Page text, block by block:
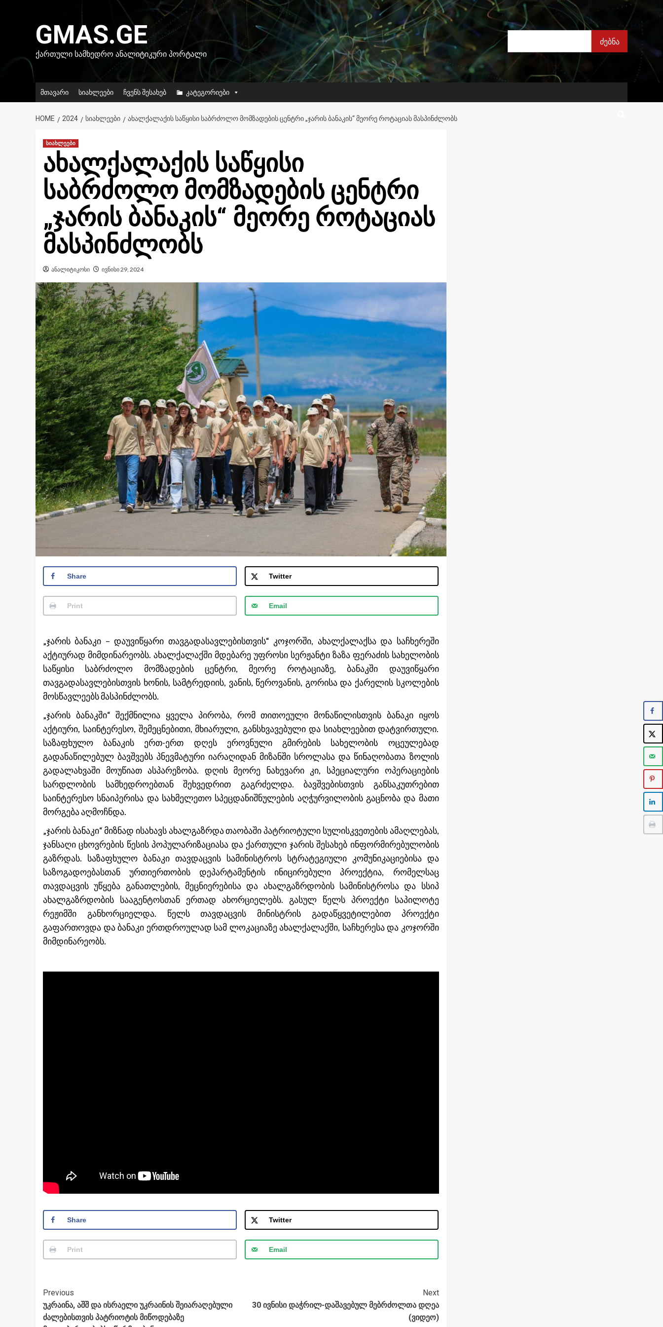
GMAS.GE
ᲥᲐᲠᲗᲣᲚᲘ ᲡᲐᲛᲮᲔᲓᲠᲝ ᲐᲜᲐᲚᲘᲢᲘᲙᲣᲠᲘ ᲞᲝᲠᲢᲐᲚᲘ
ძებნა
ძებნა
მთავარი სიახლეები ჩვენს შესახებ კატეგორიები
HOME 2024 ᲡᲘᲐᲮᲚᲔᲔᲑᲘ ᲐᲮᲐᲚᲥᲐᲚᲐᲥᲘᲡ ᲡᲐᲬᲧᲘᲡᲘ ᲡᲐᲑᲠᲫᲝᲚᲝ ᲛᲝᲛᲖᲐᲓᲔᲑᲘᲡ ᲪᲔᲜᲢᲠᲘ „ᲯᲐᲠᲘᲡ ᲑᲐᲜᲐᲙᲘᲡ“ ᲛᲔᲝᲠᲔ ᲠᲝᲢᲐᲪᲘᲐᲡ ᲛᲐᲡᲞᲘᲜᲫᲚᲝᲑᲡ
სიახლეები
ახალქალაქის საწყისი
საბრძოლო მომზადების ცენტრი
„ჯარის ბანაკის“ მეორე როტაციას
მასპინძლობს
ანალიტიკოსი ივნისი 29, 2024
Share Twitter
Print Email
„ჯარის ბანაკი – დაუვიწყარი თავგადასავლებისთვის“ კოჯორში, ახალქალაქსა და საჩხერეში
აქტიურად მიმდინარეობს. ახალქალაქში მდებარე უფროსი სერჟანტი ზაზა ფერაძის სახელობის
საწყისი საბრძოლო მომზადების ცენტრი, მეორე როტაციაზე, ბანაკში დაუვიწყარი
თავგადასავლებისთვის ხონის, სამტრედიის, ვანის, წეროვანის, გორისა და ქარელის სკოლების
მოსწავლეებს მასპინძლობს.
„ჯარის ბანაკში“ შექმნილია ყველა პირობა, რომ თითოეული მონაწილისთვის ბანაკი იყოს
აქტიური, საინტერესო, შემეცნებითი, მხიარული, განსხვავებული და სიახლეებით დატვირთული.
საზაფხულო ბანაკის ერთ-ერთ დღეს ეროვნული გმირების სახელობის ოცეულებად
გადანაწილებულ ბავშვებს პნევმატური იარაღიდან მიზანში სროლასა და წინაღობათა ზოლის
გადალახვაში მოუწიათ ასპარეზობა. დღის მეორე ნახევარი კი, სპეციალური ოპერაციების
სარდლობის სამხედროებთან შეხვედრით გაგრძელდა. ბავშვებისთვის განსაკუთრებით
საინტერესო სნაიპერისა და სახმელეთო სპეცდანიშნულების აღჭურვილობის გაცნობა და მათი
მორგება აღმოჩნდა.
„ჯარის ბანაკი“ მიზნად ისახავს ახალგაზრდა თაობაში პატრიოტული სულისკვეთების ამაღლებას,
ჯანსაღი ცხოვრების წესის პოპულარიზაციასა და ქართული ჯარის შესახებ ინფორმირებულობის
გაზრდას. საზაფხულო ბანაკი თავდაცვის სამინისტროს სტრატეგიული კომუნიკაციებისა და
საზოგადოებასთან ურთიერთობის დეპარტამენტის ინიცირებული პროექტია, რომელსაც
თავდაცვის უწყება განათლების, მეცნიერებისა და ახალგაზრდობის სამინისტროსა და სსიპ
ახალგაზრდობის სააგენტოსთან ერთად ახორციელებს. გასულ წელს პროექტი საპილოტე
რეჟიმში განხორციელდა. წელს თავდაცვის მინისტრის გადაწყვეტილებით პროექტი
გაფართოვდა და ბანაკი ერთდროულად სამ ლოკაციაზე ახალქალაქში, საჩხერესა და კოჯორში
მიმდინარეობს.
Share Twitter
Print Email
Post
Navigation
Previous
უკრაინა, აშშ და ისრაელი უკრაინის შეიარაღებული
ძალებისთვის პატრიოტის მიწოდებაზე
Next
30 ივნისი დაჭრილ-დაშავებულ მებრძოლთა დღეა
(ვიდეო)